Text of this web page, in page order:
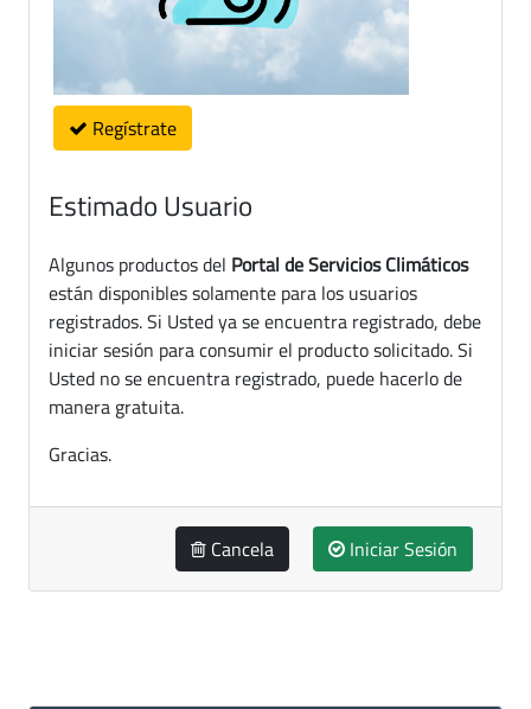
Regístrate
Estimado Usuario
Algunos productos del Portal de Servicios Climáticos
están disponibles solamente para los usuarios
registrados. Si Usted ya se encuentra registrado, debe
iniciar sesión para consumir el producto solicitado. Si
Usted no se encuentra registrado, puede hacerlo de
manera gratuita.
Gracias.
Cancela Iniciar Sesión